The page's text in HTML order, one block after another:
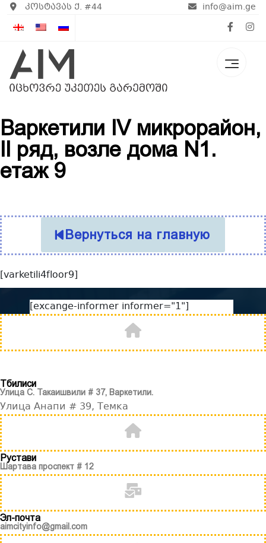
კოსტავას ქ. #44 info@aim.ge
Варкетили IV микрорайон,
II ряд, возле дома N1.
етаж 9
Вернуться на главную
[varketili4floor9]
[excange-informer informer="1"]
Тбилиси
Улица С. Такаишвили # 37, Варкетили.
Улица Анапи # 39, Темка
Рустави
Шартава проспект # 12
Эл-почта
aimcityinfo@gmail.com